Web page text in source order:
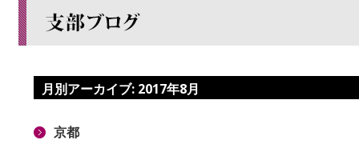
月別アーカイブ: 2017年8月
京都